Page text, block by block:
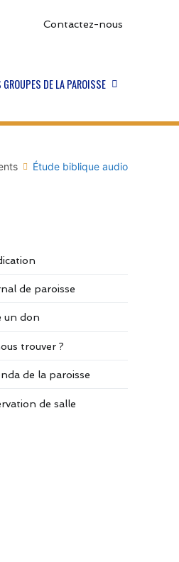
Contactez-nous
GROUPES DE LA PAROISSE
Étude biblique audio
de paroisse
un don
trouver ?
de la paroisse
de salle